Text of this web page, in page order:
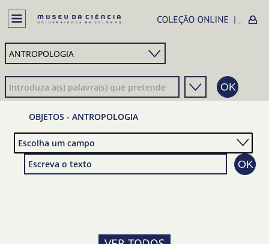
OBJETOS - ANTROPOLOGIA